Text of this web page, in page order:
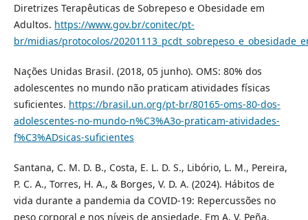
Diretrizes Terapêuticas de Sobrepeso e Obesidade em
Adultos. https://www.gov.br/conitec/pt-
br/midias/protocolos/
Nações Unidas Brasil. (2018, 05 junho). OMS: 80% dos
adolescentes no mundo não praticam atividades físicas
suficientes. https://brasil.un.org/pt-br/80165-oms-80-dos-
adolescentes-no-mundo-n%C3%A3o-praticam-atividades-
f%C3%ADsicas-suficientes
Santana, C. M. D. B., Costa, E. L. D. S., Libório, L. M., Pereira,
P. C. A., Torres, H. A., & Borges, V. D. A. (2024). Hábitos de
vida durante a pandemia da COVID-19: Repercussões no
peso corporal e nos níveis de ansiedade. Em A. V. Peña,